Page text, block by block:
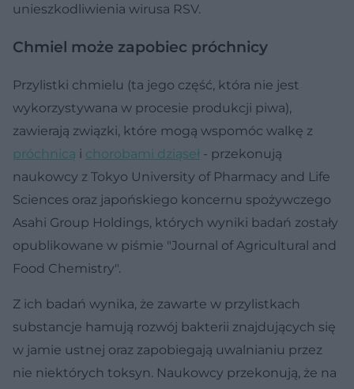
unieszkodliwienia wirusa RSV.
Chmiel może zapobiec próchnicy
Przylistki chmielu (ta jego część, która nie jest
wykorzystywana w procesie produkcji piwa),
zawierają związki, które mogą wspomóc walkę z
próchnicą i chorobami dziąseł - przekonują
naukowcy z Tokyo University of Pharmacy and Life
Sciences oraz japońskiego koncernu spożywczego
Asahi Group Holdings, których wyniki badań zostały
opublikowane w piśmie "Journal of Agricultural and
Food Chemistry".
Z ich badań wynika, że zawarte w przylistkach
substancje hamują rozwój bakterii znajdujących się
w jamie ustnej oraz zapobiegają uwalnianiu przez
nie niektórych toksyn. Naukowcy przekonują, że na